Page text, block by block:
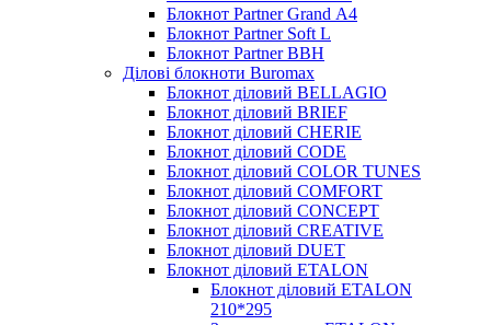
Блокнот Partner Grand А4
Блокнот Partner Soft L
Блокнот Partner BBH
Ділові блокноти Buromax
Блокнот діловий BELLAGIO
Блокнот діловий BRIEF
Блокнот діловий CHERIE
Блокнот діловий CODE
Блокнот діловий COLOR TUNES
Блокнот діловий COMFORT
Блокнот діловий CONCEPT
Блокнот діловий CREATIVE
Блокнот діловий DUET
Блокнот діловий ETALON
Блокнот діловий ETALON
210*295